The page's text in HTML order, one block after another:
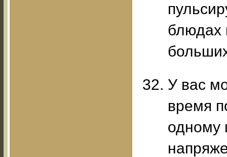
блюдах
У вас
время
одному